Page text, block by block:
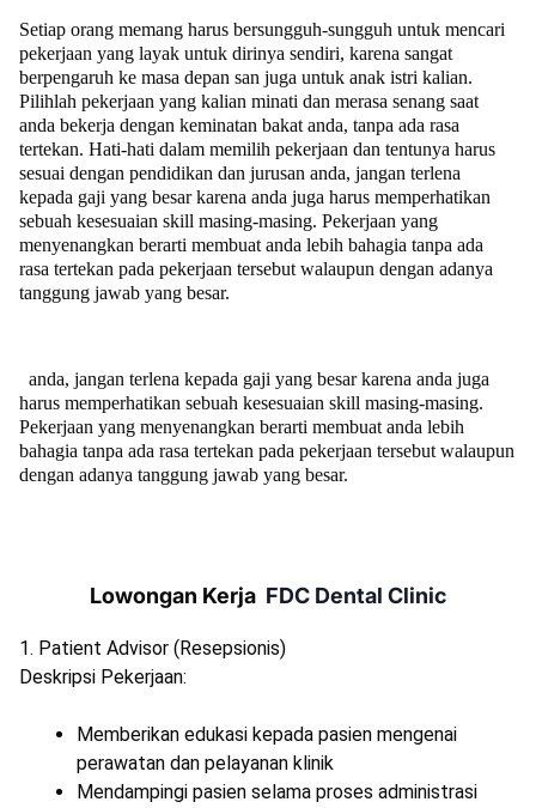
Setiap orang memang harus bersungguh-sungguh untuk mencari
pekerjaan yang layak untuk dirinya sendiri, karena sangat
berpengaruh ke masa depan san juga untuk anak istri kalian.
Pilihlah pekerjaan yang kalian minati dan merasa senang saat
anda bekerja dengan keminatan bakat anda, tanpa ada rasa
tertekan. Hati-hati dalam memilih pekerjaan dan tentunya harus
sesuai dengan pendidikan dan jurusan anda, jangan terlena
kepada gaji yang besar karena anda juga harus memperhatikan
sebuah kesesuaian skill masing-masing. Pekerjaan yang
menyenangkan berarti membuat anda lebih bahagia tanpa ada
rasa tertekan pada pekerjaan tersebut walaupun dengan adanya
tanggung jawab yang besar.
anda, jangan terlena kepada gaji yang besar karena anda juga
harus memperhatikan sebuah kesesuaian skill masing-masing.
Pekerjaan yang menyenangkan berarti membuat anda lebih
bahagia tanpa ada rasa tertekan pada pekerjaan tersebut walaupun
dengan adanya tanggung jawab yang besar.
Lowongan Kerja FDC Dental Clinic
1. Patient Advisor (Resepsionis)
Deskripsi Pekerjaan:
Memberikan edukasi kepada pasien mengenai
perawatan dan pelayanan klinik
Mendampingi pasien selama proses administrasi